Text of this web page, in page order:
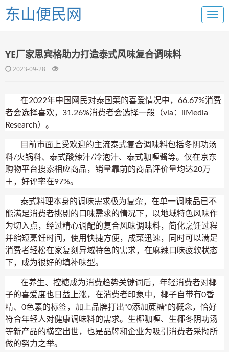
东山便民网
YE厂家思宾格助力打造泰式风味复合调味料
2023-09-28
在2022年中国网民对泰国菜的喜爱情况中，66.67%消费
者会选择喜欢，31.26%消费者会选择一般（via：iiMedia
Research）。
目前市面上受欢迎的主流泰式复合调味料包括冬阴功汤
料/火锅料、泰式酸辣汁/冷泡汁、泰式咖喱酱等。仅在京东
购物平台搜索相应商品，销量靠前的商品评价量均达20万
＋，好评率在97%。
泰式料理本身的调味需求极为复杂，在单一调味品已不
能满足消费者挑剔的口味需求的情况下，以地域特色风味作
为切入点，经过精心调配的复合风味调味料，简化烹饪过程
并缩短烹饪时间，使用快捷方便，成菜迅速，同时可以满足
消费者轻松在家复刻异域特色的需求，在麻辣口味疲软状态
下，成为很好的填补味型。
在养生、控糖成为消费趋势关键词后，年轻消费者对椰
子的喜爱度也日益上涨，在消费者印象中，椰子自带有0香
精、0色素的标签，加上品牌打出“0添加蔗糖”的概念，恰好
符合年轻人对健康调味料的需求。生椰咖喱、生椰冬阴功汤
等新产品的横空出世，也是品牌和企业为吸引消费者采撷所
做的努力之举。